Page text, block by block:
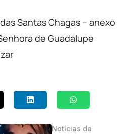
Santas Chagas – anexo
de Guadalupe
Notícias da